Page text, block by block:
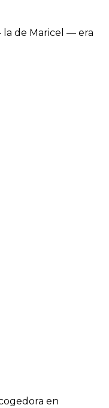
la de Maricel — era
en